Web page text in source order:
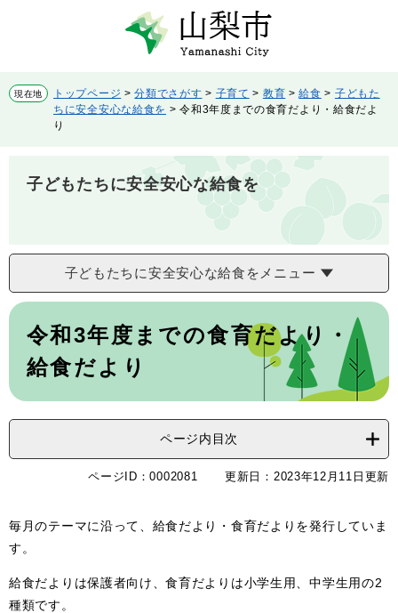
先
頭
を
飛
現在地 トップページ >分類でさがす > 子育て > 教育 >給食 > 子どもた
ちに安全安心な給食を >令和3年度までの食育だより・給食だよ
り
子どもたちに安全安心な給食を
子どもたちに安全安心な給食をメニュー
本
令和3年度までの食育だより・
給食だより
ページ内目次
ページID：0002081 更新日：2023年12月11日更新
毎月のテーマに沿って、給食だより・食育だよりを発行していま
す。
給食だよりは保護者向け、食育だよりは小学生用、中学生用の2
種類です。